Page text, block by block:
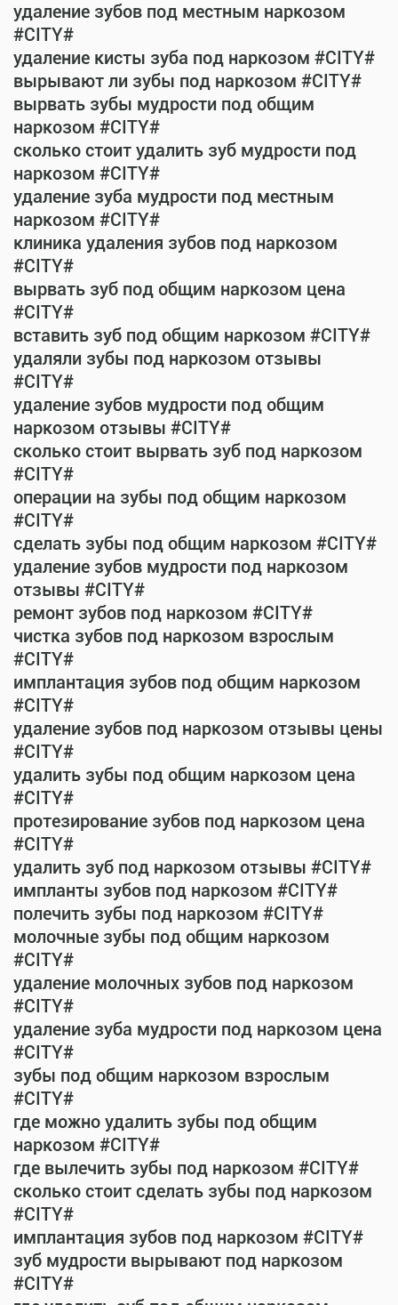
удаление зубов под местным наркозом
#CITY#
удаление кисты зуба под наркозом #CITY#
вырывают ли зубы под наркозом #CITY#
вырвать зубы мудрости под общим
наркозом #CITY#
сколько стоит удалить зуб мудрости под
наркозом #CITY#
удаление зуба мудрости под местным
наркозом #CITY#
клиника удаления зубов под наркозом
#CITY#
вырвать зуб под общим наркозом цена
#CITY#
вставить зуб под общим наркозом #CITY#
удаляли зубы под наркозом отзывы
#CITY#
удаление зубов мудрости под общим
наркозом отзывы #CITY#
сколько стоит вырвать зуб под наркозом
#CITY#
операции на зубы под общим наркозом
#CITY#
сделать зубы под общим наркозом #CITY#
удаление зубов мудрости под наркозом
отзывы #CITY#
ремонт зубов под наркозом #CITY#
чистка зубов под наркозом взрослым
#CITY#
имплантация зубов под общим наркозом
#CITY#
удаление зубов под наркозом отзывы цены
#CITY#
удалить зубы под общим наркозом цена
#CITY#
протезирование зубов под наркозом цена
#CITY#
удалить зуб под наркозом отзывы #CITY#
импланты зубов под наркозом #CITY#
полечить зубы под наркозом #CITY#
молочные зубы под общим наркозом
#CITY#
удаление молочных зубов под наркозом
#CITY#
удаление зуба мудрости под наркозом цена
#CITY#
зубы под общим наркозом взрослым
#CITY#
где можно удалить зубы под общим
наркозом #CITY#
где вылечить зубы под наркозом #CITY#
сколько стоит сделать зубы под наркозом
#CITY#
имплантация зубов под наркозом #CITY#
зуб мудрости вырывают под наркозом
#CITY#